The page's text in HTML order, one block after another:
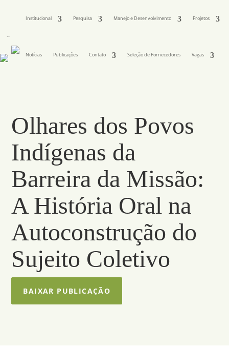
Institucional Pesquisa Manejo e Desenvolvimento Projetos
Notícias Publicações Contato Seleção de Fornecedores Vagas
Olhares dos Povos
Indí­genas da
Barreira da Missão:
A História Oral na
Autoconstrução do
Sujeito Coletivo
BAIXAR PUBLICAÇÃO